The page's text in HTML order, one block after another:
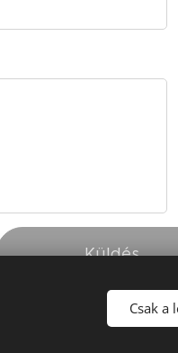
Küldés
Csak a